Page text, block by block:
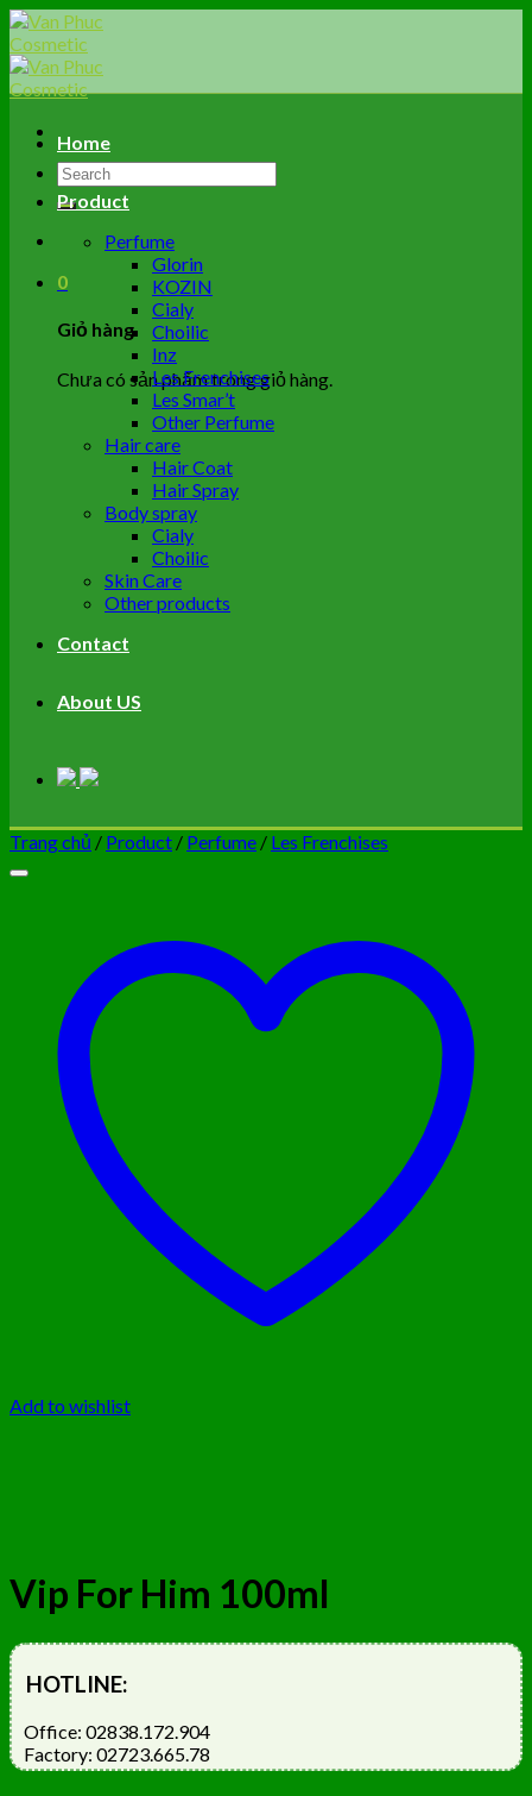
Skip
to
content
Tìm
kiếm:
0
Giỏ hàng
Chưa có sản phẩm trong giỏ hàng.
Home
Product
Perfume
Glorin
KOZIN
Cialy
Choilic
Inz
Les Frenchises
Les Smar’t
Other Perfume
Hair care
Hair Coat
Hair Spray
Body spray
Cialy
Choilic
Skin Care
Other products
Contact
About US
Trang chủ / Product / Perfume / Les Frenchises
Add to wishlist
Vip For Him 100ml
HOTLINE:
Office: 02838.172.904
Factory: 02723.665.78